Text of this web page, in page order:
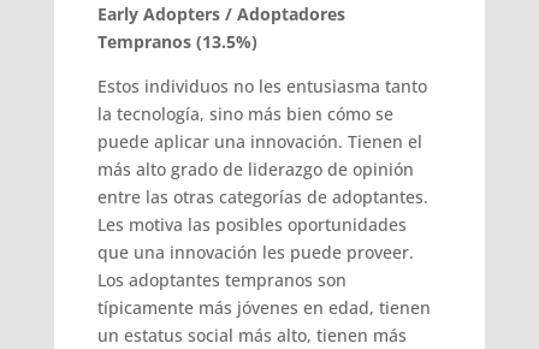
Early Adopters / Adoptadores
Tempranos (13.5%)
Estos individuos no les entusiasma tanto
la tecnología, sino más bien cómo se
puede aplicar una innovación. Tienen el
más alto grado de liderazgo de opinión
entre las otras categorías de adoptantes.
Les motiva las posibles oportunidades
que una innovación les puede proveer.
Los adoptantes tempranos son
típicamente más jóvenes en edad, tienen
un estatus social más alto, tienen más